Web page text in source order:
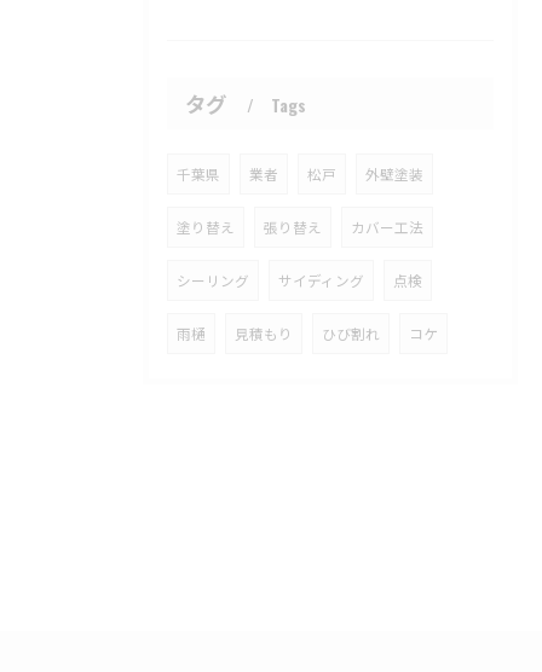
タグ Tags
千葉県 業者 松戸 外壁塗装
塗り替え 張り替え カバー工法
シーリング サイディング 点検
雨樋 見積もり ひび割れ コケ